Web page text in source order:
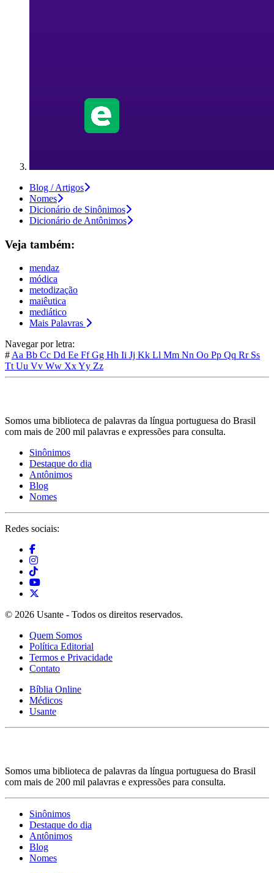
Blog / Artigos
Nomes
Dicionário de Sinônimos
Dicionário de Antônimos
Veja também:
mendaz
módica
metodização
maiêutica
mediático
Mais Palavras
Navegar por letra:
# Aa Bb Cc Dd Ee FfGg Hh Ii Jj Kk Ll Mm Nn Oo Pp Qq Rr Ss
Tt Uu Vv Ww XxYy Zz
Somos uma biblioteca de palavras da língua portuguesa do Brasil
com mais de 200 mil palavras e expressões para consulta.
Sinônimos
Destaque do dia
Antônimos
Blog
Nomes
Redes sociais:
© 2026 Usante - Todos os direitos reservados.
Quem Somos
Política Editorial
Termos e Privacidade
Contato
Bíblia Online
Médicos
Usante
Somos uma biblioteca de palavras da língua portuguesa do Brasil
com mais de 200 mil palavras e expressões para consulta.
Sinônimos
Destaque do dia
Antônimos
Blog
Nomes